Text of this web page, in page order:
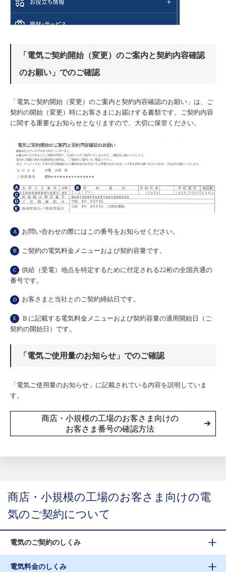
「電気ご契約開始（変更）のご案内と契約内容確認
のお願い」でのご確認
「電気ご契約開始（変更）のご案内と契約内容確認のお願い」は、ご
契約の開始（変更）時にお客さまにお届けする書類です。ご契約内容
に関する重要なお知らせとなりますので、大切に保管ください。
A お問い合わせの際にはこの番号をお知らせください。
B ご契約の電気料金メニューおよび契約容量です。
C
供給（受電）地点を特定するために付定される22桁の全国共通の
番号です。
D お客さまと当社とのご契約締結日です。
E
Ｂに記載する電気料金メニューおよび契約容量の適用開始日（ご
契約の開始日）です。
「電気ご使用量のお知らせ」でのご確認
「電気ご使用量のお知らせ」に記載されている内容を説明していま
す。
商店・小規模の工場のお客さま向けの
お客さま番号の確認方法
商店・小規模の工場のお客さま向けの電
気のご契約について
電気のご契約のしくみ
電気料金のしくみ